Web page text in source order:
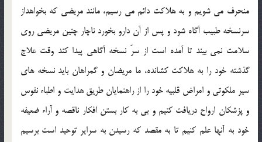
منحرف مي شويم و به هلاکت دائم مي رسيم، مانند مريضي که بخواهداز
سرنسخه طبيب آگاه شود و پس از آن دارو بخورد ناچار چنين مريضي روي
سلامت نمي بيند تا آمده است از سرّ نسخه آگاهي پيدا کند وقت علاج
گذشته خود را به هلاکت کشانده، ما مريضان و گمراهان بايد نسخه هاي
سير ملکوتي و امراض قلبيه خود را از راهنمايان طريق هدايت و اطباء نفوس
و پزشکان ارواح دريافت کنيم و بي به کار بستن افکار ناقصه و آراء ضعيفه
خود به آنها علم کنيم تا به مقصد که رسيدن به سراير توحيد است برسيم